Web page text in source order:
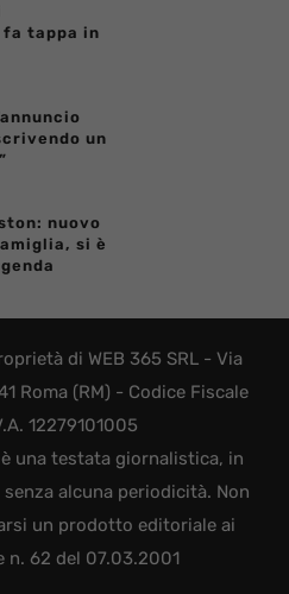
fa tappa in
un
nuovo
si è
di WEB 365 SRL - Via
Roma (RM) - Codice Fiscale
12279101005
una testata giornalistica, in
alcuna periodicità. Non
un prodotto editoriale ai
n. 62 del 07.03.2001